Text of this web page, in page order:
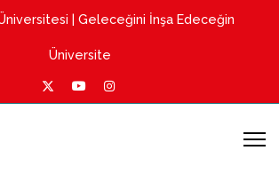
| Geleceğini İnşa Edeceğin
Üniversite